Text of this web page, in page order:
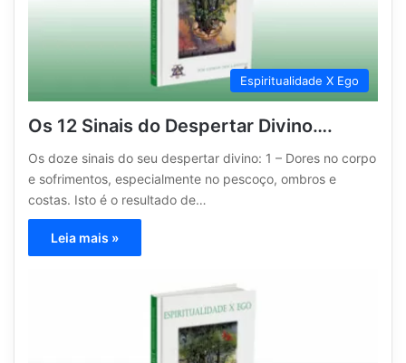
Espiritualidade X Ego
Os 12 Sinais do Despertar Divino….
Os doze sinais do seu despertar divino: 1 – Dores no corpo
e sofrimentos, especialmente no pescoço, ombros e
costas. Isto é o resultado de…
Leia mais »